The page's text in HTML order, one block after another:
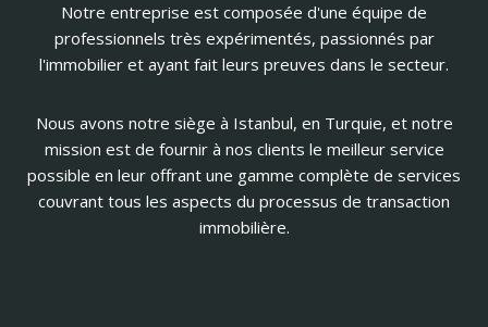
Notre entreprise est composée d'une équipe de
professionnels très expérimentés, passionnés par
l'immobilier et ayant fait leurs preuves dans le secteur.
Nous avons notre siège à Istanbul, en Turquie, et notre
mission est de fournir à nos clients le meilleur service
possible en leur offrant une gamme complète de services
couvrant tous les aspects du processus de transaction
immobilière.